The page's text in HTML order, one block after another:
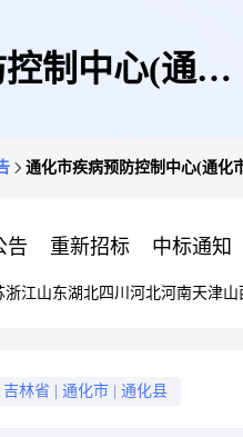
制中心(通化
通化市疾病预防控制中心(通化
告 重新招标 中标通知
浙江山东湖北四川 河北河南天津山
吉林省 通化市 通化县